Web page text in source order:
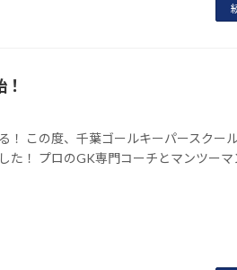
この度、千葉ゴールキーパースクール
た！ プロのGK専門コーチとマンツーマ